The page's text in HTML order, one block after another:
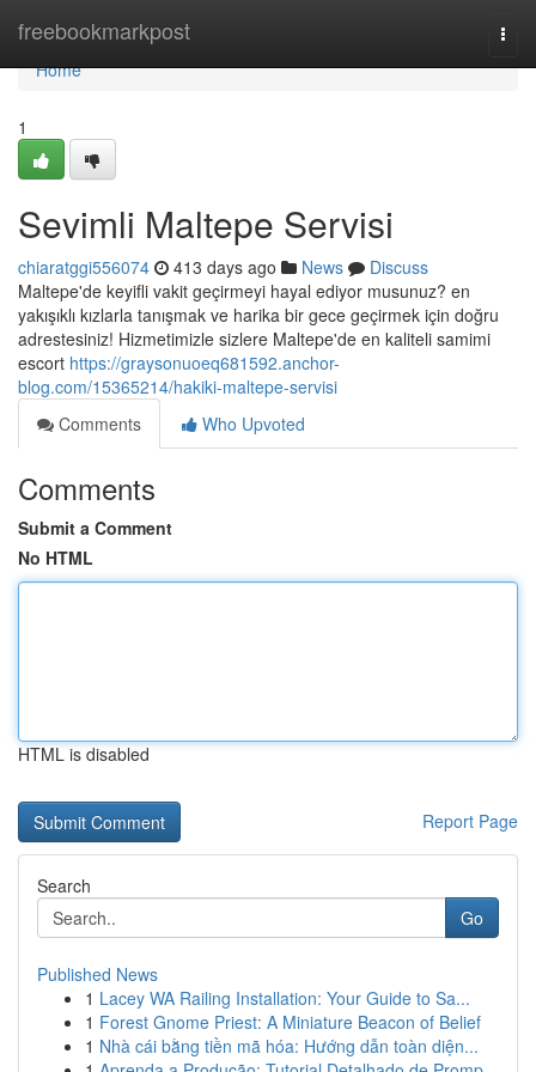
freebookmarkpost
Home
Home
1
Sevimli Maltepe Servisi
chiaratggi556074 413 days ago News
Discuss
Maltepe'de keyifli vakit geçirmeyi hayal ediyor musunuz? en
yakışıklı kızlarla tanışmak ve harika bir gece geçirmek için doğru
adrestesiniz! Hizmetimizle sizlere Maltepe'de en kaliteli samimi
escort https://graysonuoeq681592.anchor-
blog.com/15365214/hakiki-maltepe-servisi
Comments
Who Upvoted
Comments
Submit a Comment
No HTML
HTML is disabled
Report Page
Search
Go
Published News
1 Lacey WA Railing Installation: Your Guide to Sa...
1 Forest Gnome Priest: A Miniature Beacon of Belief
1 Nhà cái bằng tiền mã hóa: Hướng dẫn toàn diện...